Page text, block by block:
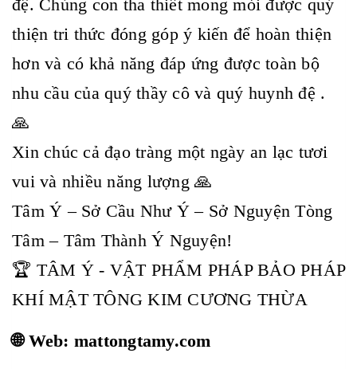
đệ. Chúng con tha thiết mong mỏi được quý
thiện tri thức đóng góp ý kiến để hoàn thiện
hơn và có khả năng đáp ứng được toàn bộ
nhu cầu của quý thầy cô và quý huynh đệ .
🙏
Xin chúc cả đạo tràng một ngày an lạc tươi
vui và nhiều năng lượng 🙏
Tâm Ý – Sở Cầu Như Ý – Sở Nguyện Tòng
Tâm – Tâm Thành Ý Nguyện!
🏆 TÂM Ý - VẬT PHẨM PHÁP BẢO PHÁP
KHÍ MẬT TÔNG KIM CƯƠNG THỪA
🌐 Web: mattongtamy.com